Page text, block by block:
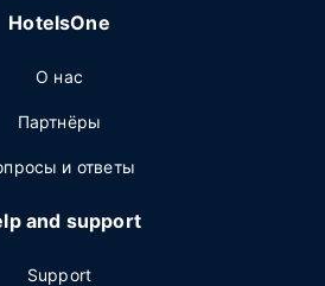
HotelsOne
О нас
Партнёры
и ответы
and support
Support